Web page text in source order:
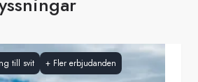
till svit + Fler erbjudanden